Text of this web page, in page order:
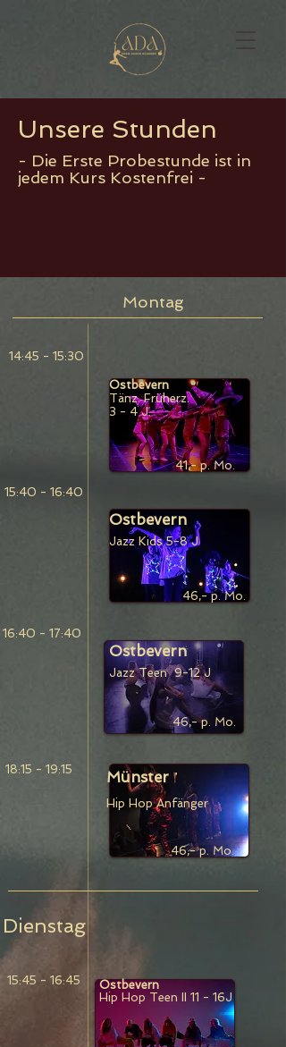
Unsere Stunden
- Die Erste Probestunde ist in
jedem Kurs Kostenfrei -
Montag
14:45 - 15:30
Ostbevern
Tänz. Früherz.
3 - 4 J.
41,- p. Mo.
15:40 - 16:40
Ostbevern
Jazz Kids 5-8 J
46,- p. Mo.
16:40 - 17:40
Ostbevern
Jazz Teen 9-12 J
46,- p. Mo.
18:15 - 19:15 Münster
Hip Hop Anfänger
46,- p. Mo.
Dienstag
15:45 - 16:45
Ostbevern
Hip Hop Teen II 11 - 16J